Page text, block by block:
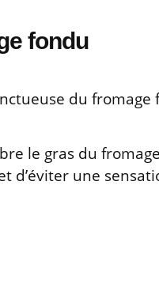
fondu
du fromage
le gras du
d’éviter une